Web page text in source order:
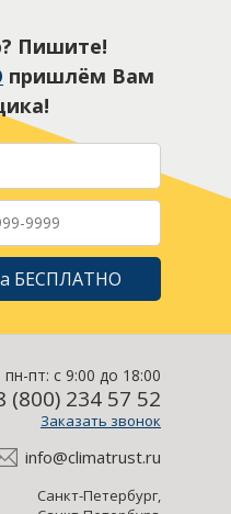
Пишите!
пришлём Вам
БЕСПЛАТНО
пн-пт: с 9:00 до 18:00
(800) 234 57 52
Заказать звонок
info@climatrust.ru
Санкт-Петербург,